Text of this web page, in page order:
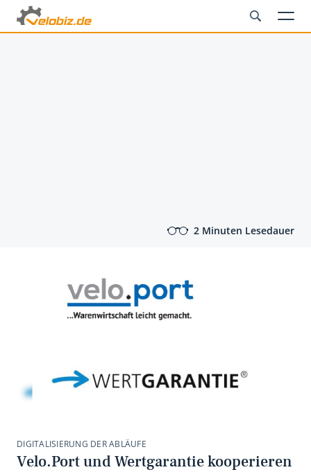
2 Minuten Lesedauer
DIGITALISIERUNG DER ABLÄUFE
Velo.Port und Wertgarantie kooperieren